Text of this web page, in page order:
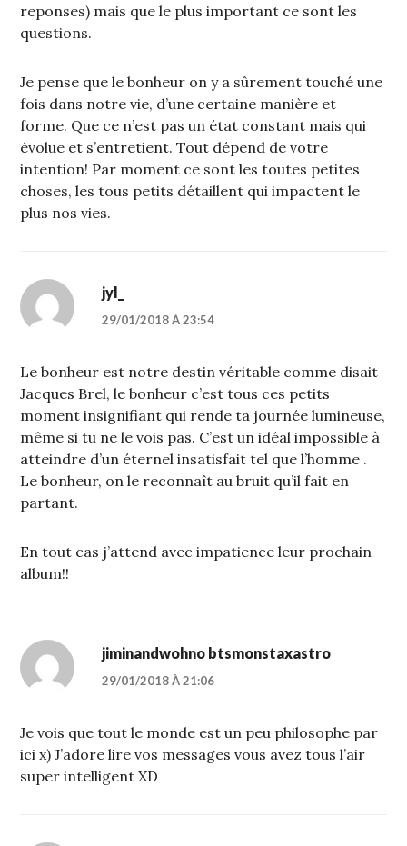
reponses) mais que le plus important ce sont les
questions.
Je pense que le bonheur on y a sûrement touché une
fois dans notre vie, d’une certaine manière et
forme. Que ce n’est pas un état constant mais qui
évolue et s’entretient. Tout dépend de votre
intention! Par moment ce sont les toutes petites
choses, les tous petits détaillent qui impactent le
plus nos vies.
jyl_
29/01/2018 À 23:54
Le bonheur est notre destin véritable comme disait
Jacques Brel, le bonheur c’est tous ces petits
moment insignifiant qui rende ta journée lumineuse,
même si tu ne le vois pas. C’est un idéal impossible à
atteindre d’un éternel insatisfait tel que l’homme .
Le bonheur, on le reconnaît au bruit qu’il fait en
partant.
En tout cas j’attend avec impatience leur prochain
album!!
jiminandwohno btsmonstaxastro
29/01/2018 À 21:06
Je vois que tout le monde est un peu philosophe par
ici x) J’adore lire vos messages vous avez tous l’air
super intelligent XD